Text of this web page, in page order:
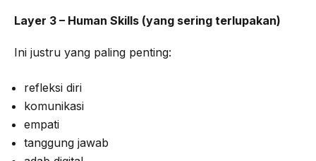
Layer 3 – Human Skills (yang sering terlupakan)
Ini justru yang paling penting:
refleksi diri
komunikasi
empati
tanggung jawab